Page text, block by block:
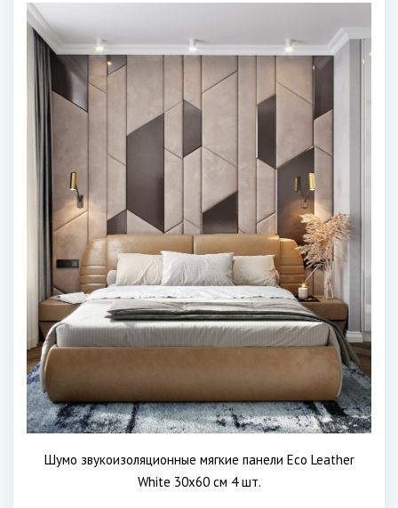
Шумо звукоизоляционные мягкие панели Eco Leather
White 30х60 см 4 шт.